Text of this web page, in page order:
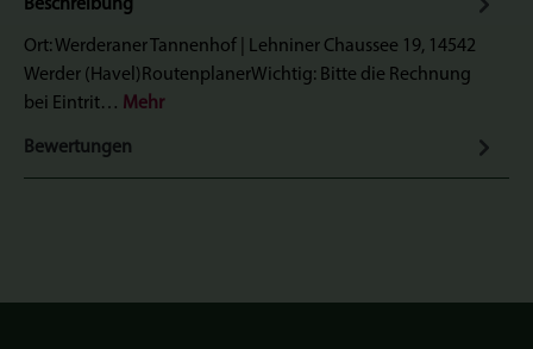
Beschreibung
Ort: Werderaner Tannenhof | Lehniner Chaussee 19, 14542
Werder (Havel)RoutenplanerWichtig: Bitte die Rechnung
bei Eintrit… Mehr
Bewertungen